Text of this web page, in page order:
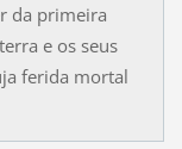
da primeira
e os seus
ferida mortal